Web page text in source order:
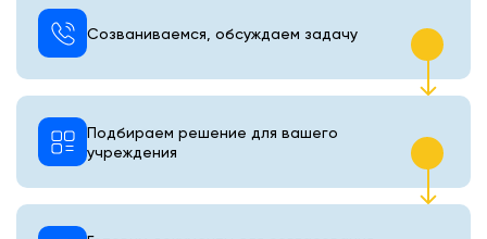
Созваниваемся, обсуждаем задачу
Подбираем решение для вашего
учреждения